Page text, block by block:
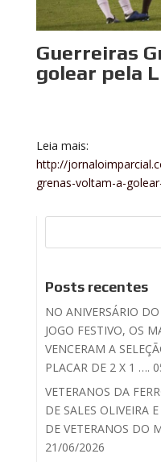
Guerreiras
golear pela
Leia mais:
http://
grenas-voltam-a-
Posts recentes
NO ANIVERSÁRIO
JOGO FESTIVO, OS
VENCERAM A
PLACAR DE 2 X 1 ….
VETERANOS DA
DE SALES OLIVEIRA
DE VETERANOS DO
21/06/2026